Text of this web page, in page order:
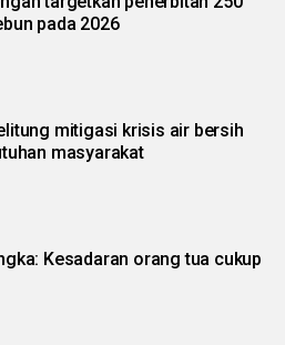
pada 2026
mitigasi krisis air bersih
masyarakat
Kesadaran orang tua cukup